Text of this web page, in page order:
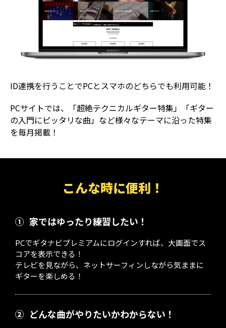
ID連携を行うことでPCとスマホのどちらでも利用可能！
PCサイトでは、「超絶テクニカルギター特集」「ギター
の入門にピッタリな曲」など様々なテーマに沿った特集
を毎月掲載！
こんな時に便利！
① 家ではゆったり練習したい！
PCでギタナビプレミアムにログインすれば、大画面でス
コアを表示できる！
テレビを見ながら、ネットサーフィンしながら気ままに
ギターを楽しめる！
② どんな曲がやりたいかわからない！